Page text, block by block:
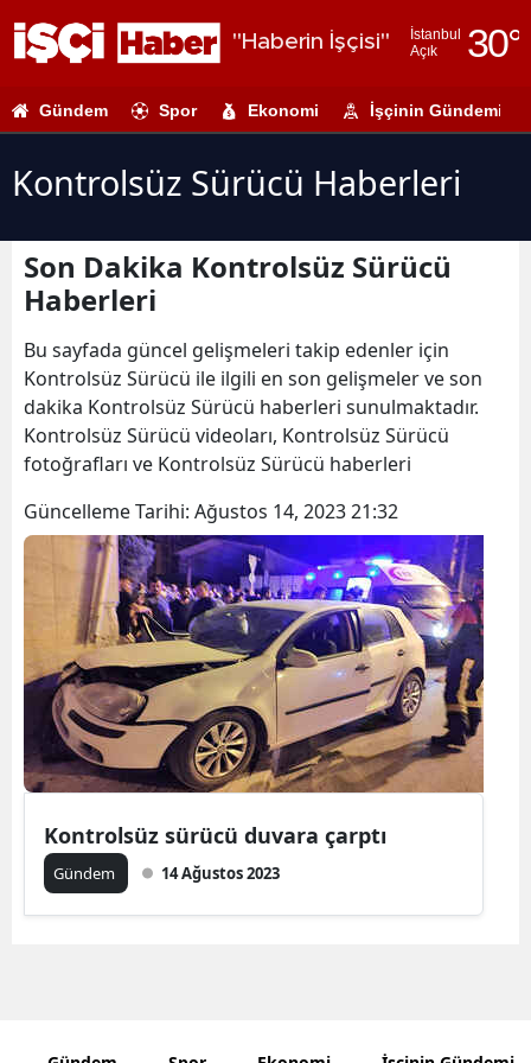
"Haberin İşçisi"
İstanbul
Açık
30°
Adıyaman
Amasya
Antalya
Artvin
Bilecik
Bingöl
Bitlis
Bolu
Burdur
Bursa
Gündem Spor Ekonomi İşçinin Gündemi
Kontrolsüz Sürücü Haberleri
Son Dakika Kontrolsüz Sürücü
Haberleri
Bu sayfada güncel gelişmeleri takip edenler için
Kontrolsüz Sürücü ile ilgili en son gelişmeler ve son
dakika Kontrolsüz Sürücü haberleri sunulmaktadır.
Kontrolsüz Sürücü videoları, Kontrolsüz Sürücü
fotoğrafları ve Kontrolsüz Sürücü haberleri
Güncelleme Tarihi: Ağustos 14, 2023 21:32
Kontrolsüz sürücü duvara çarptı
Gündem 14 Ağustos 2023